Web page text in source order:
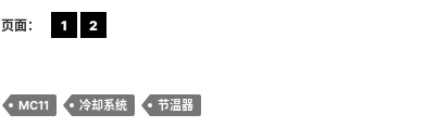
页面： 1 2
MC11 冷却系统 节温器